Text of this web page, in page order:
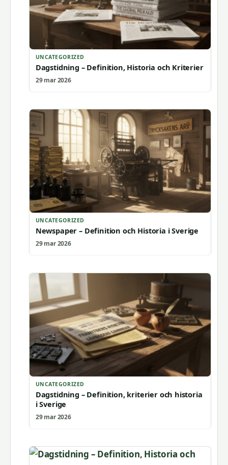
UNCATEGORIZED
Dagstidning – Definition, Historia och Kriterier
29 mar 2026
UNCATEGORIZED
Newspaper – Definition och Historia i Sverige
29 mar 2026
UNCATEGORIZED
Dagstidning – Definition, kriterier och historia
i Sverige
29 mar 2026